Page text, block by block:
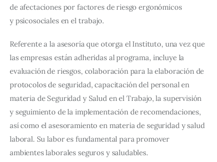
de afectaciones por factores de riesgo ergonómicos
y psicosociales en el trabajo.
Referente a la asesoría que otorga el Instituto, una vez que
las empresas están adheridas al programa, incluye la
evaluación de riesgos, colaboración para la elaboración de
protocolos de seguridad, capacitación del personal en
materia de Seguridad y Salud en el Trabajo, la supervisión
y seguimiento de la implementación de recomendaciones,
así como el asesoramiento en materia de seguridad y salud
laboral. Su labor es fundamental para promover
ambientes laborales seguros y saludables.